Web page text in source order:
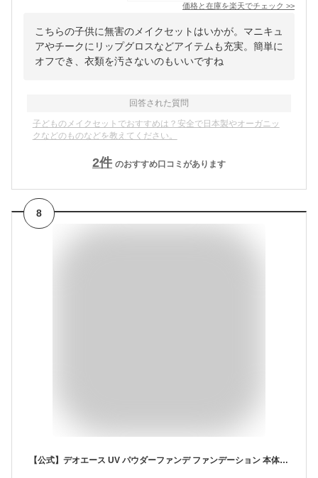
価格と在庫を楽天でチェック >>
こちらの子供に無害のメイクセットはいかが。マニキュ
アやチークにリップグロスなどアイテムも充実。簡単に
オフでき、衣類を汚さないのもいいですね
回答された質問
子どものメイクセットでおすすめは？安全で日本製やオーガニッ
クなどのものなどを教えてください。
2件 のおすすめ口コミがあります
8
【公式】デオエース UV パウダーファンデ ファンデーション 本体 + 詰め替え用レフィルセット SPF50+/PA+++ UVカット ライトベージュ スーパーウォータープルーフ スウェットプルーフ 顔汗 汗 皮脂 毛穴 さらさら 崩れない